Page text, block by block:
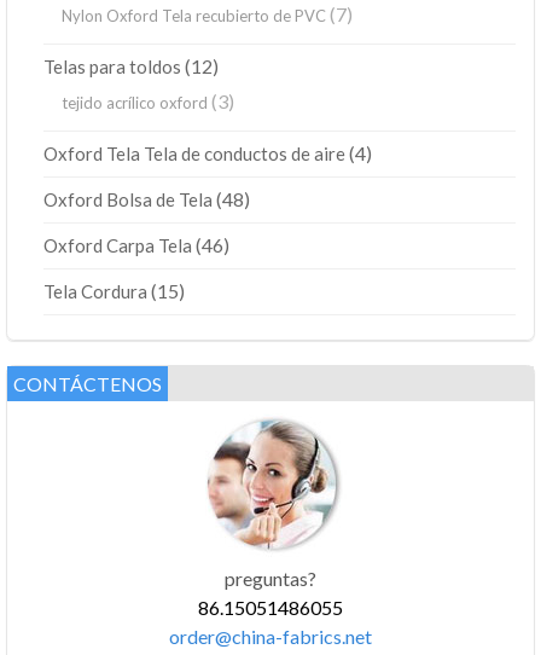
Nylon Oxford Tela recubierto de PVC(7)
Telas para toldos (12)
tejido acrílico oxford (3)
Oxford Tela Tela de conductos de aire(4)
Oxford Bolsa de Tela (48)
Oxford Carpa Tela (46)
Tela Cordura (15)
CONTÁCTENOS
preguntas?
86.15051486055
order@china-fabrics.net